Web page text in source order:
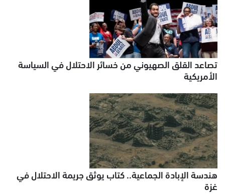
تصاعد القلق الصهيوني من خسائر الاحتلال في السياسة
الأمريكية
هندسة الإبادة الجماعية.. كتاب يوثق جريمة الاحتلال في
غزة